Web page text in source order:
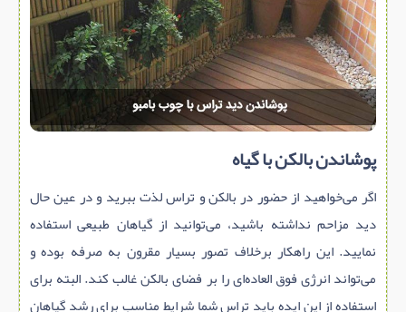
پوشاندن بالکن با گیاه
اگر می‌خواهید از حضور در بالکن و تراس لذت ببرید و در عین حال
دید مزاحم نداشته باشید، می‌توانید از گیاهان طبیعی استفاده
نمایید. این راهکار برخلاف تصور بسیار مقرون به صرفه بوده و
می‌تواند انرژی فوق العاده‌ای را بر فضای بالکن غالب کند. البته برای
استفاده از این ایده باید تراس شما شرایط مناسب برای رشد گیاهان